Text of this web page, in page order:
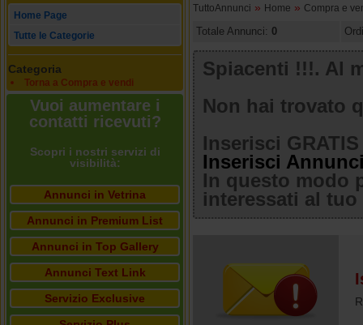
Home Page
Tutte le Categorie
Categoria
Torna a Compra e vendi
Vuoi aumentare i
contatti ricevuti?
Scopri i nostri servizi di
visibilità:
Annunci in Vetrina
Annunci in Premium List
Annunci in Top Gallery
Annunci Text Link
Servizio Exclusive
TuttoAnnunci » Home » Compra e
Totale Annunci: 0
Spiacenti !!!. Al
Non hai trovato
Inserisci
Inserisci
In questo modo
interessati al